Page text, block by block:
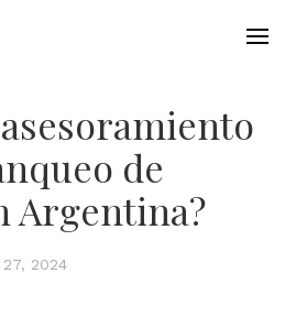
de
Argentina?
2024